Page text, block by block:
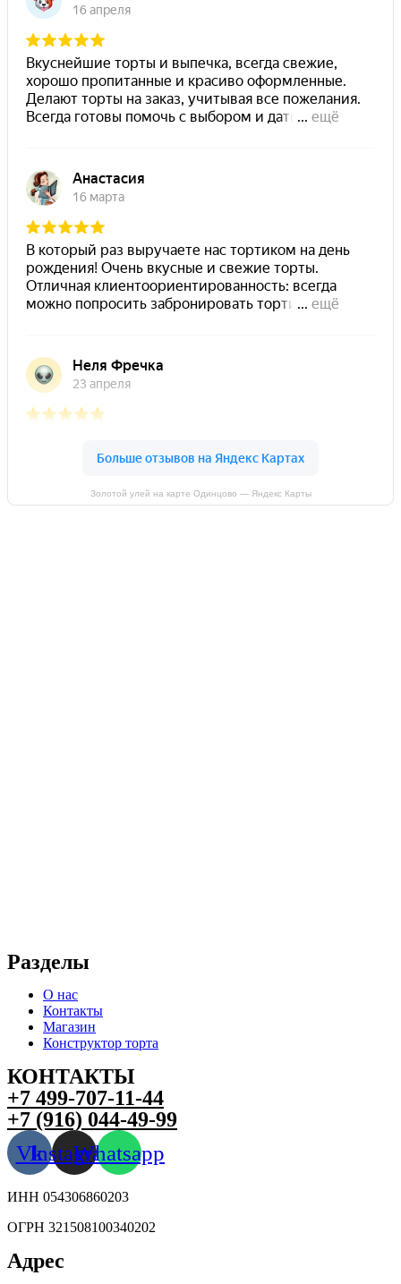
Золотой улей на карте Одинцово — Яндекс Карты
Разделы
О нас
Контакты
Магазин
Конструктор торта
КОНТАКТЫ
+7 499-707-11-44
+7 (916) 044-49-99
VkInstagramWhatsapp
ИНН 054306860203
ОГРН 321508100340202
Адрес